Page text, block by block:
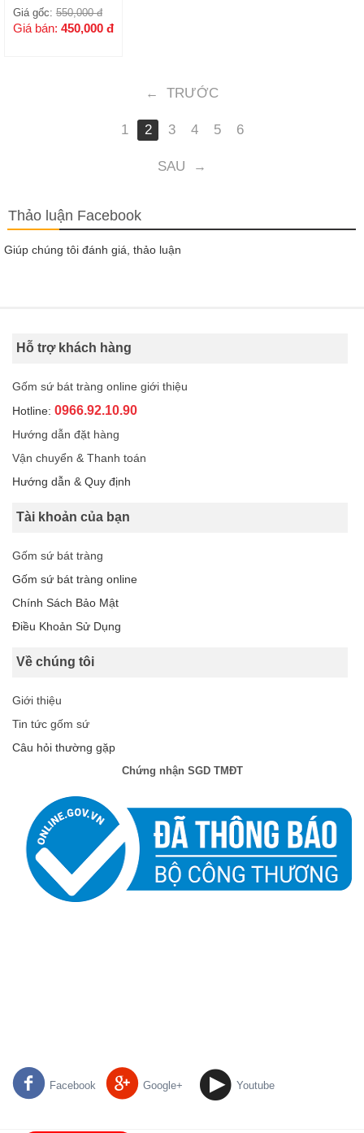
kim
Giá gốc: 550,000 đ
Giá bán: 450,000 đ
← TRƯỚC
1 2 3 4 5 6
SAU →
Thảo luận Facebook
Giúp chúng tôi đánh giá, thảo luận
Hỗ trợ khách hàng
Gốm sứ bát tràng online giới thiệu
Hotline: 0966.92.10.90
Hướng dẫn đặt hàng
Vận chuyển & Thanh toán
Hướng dẫn & Quy định
Tài khoản của bạn
Gốm sứ bát tràng
Gốm sứ bát tràng online
Chính Sách Bảo Mật
Điều Khoản Sử Dụng
Về chúng tôi
Giới thiệu
Tin tức gốm sứ
Câu hỏi thường gặp
Chứng nhận SGD TMĐT
Facebook Google+ Youtube